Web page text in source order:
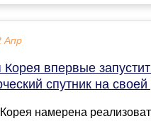
Апр
впервые
спутник на своей
намерена